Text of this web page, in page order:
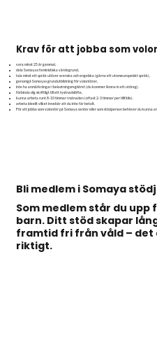
Krav för att jobba som
vara minst 25 år gammal,
dela Somayas feministiska värdegrund,
tala minst ett språk utöver svenska och engelska (gärna ett utomeuropeiskt språk),
genomgå Somayas grundutbildning för volontärer,
inte ha anmärkningar i belastningsregistret (du kommer lämna in ett utdrag).
förbinda dig skriftligt till ett tystnadslöfte,
kunna arbeta runt 8-10 timmar i månaden (oftast 2-3 timmar per tillfälle).
arbeta ideellt vilket innebär att du inte får betalt.
För att jobba som volontär på Somaya center eller som stödperson behöver du kunna
Bli medlem i Somaya
Som medlem står du
barn. Ditt stöd skapar
framtid fri från våld – det
riktigt.